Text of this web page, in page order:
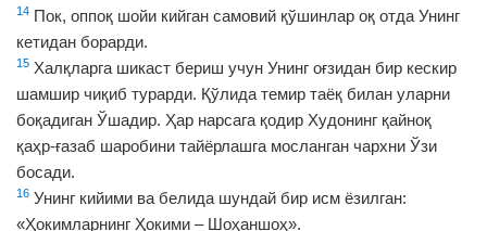
14 Пок, оппоқ шойи кийган самовий қўшинлар оқ отда Унинг
кетидан борарди.
15 Халқларга шикаст бериш учун Унинг оғзидан бир кескир
шамшир чиқиб турарди. Қўлида темир таёқ билан уларни
боқадиган Ўшадир. Ҳар нарсага қодир Худонинг қайноқ
қаҳр-ғазаб шаробини тайёрлашга мосланган чархни Ўзи
босади.
16 Унинг кийими ва белида шундай бир исм ёзилган:
«Ҳокимларнинг Ҳокими – Шоҳаншоҳ».